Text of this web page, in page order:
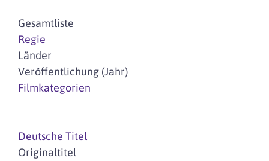
Gesamtliste
Regie
Länder
Veröffentlichung (Jahr)
Filmkategorien
Deutsche Titel
Originaltitel